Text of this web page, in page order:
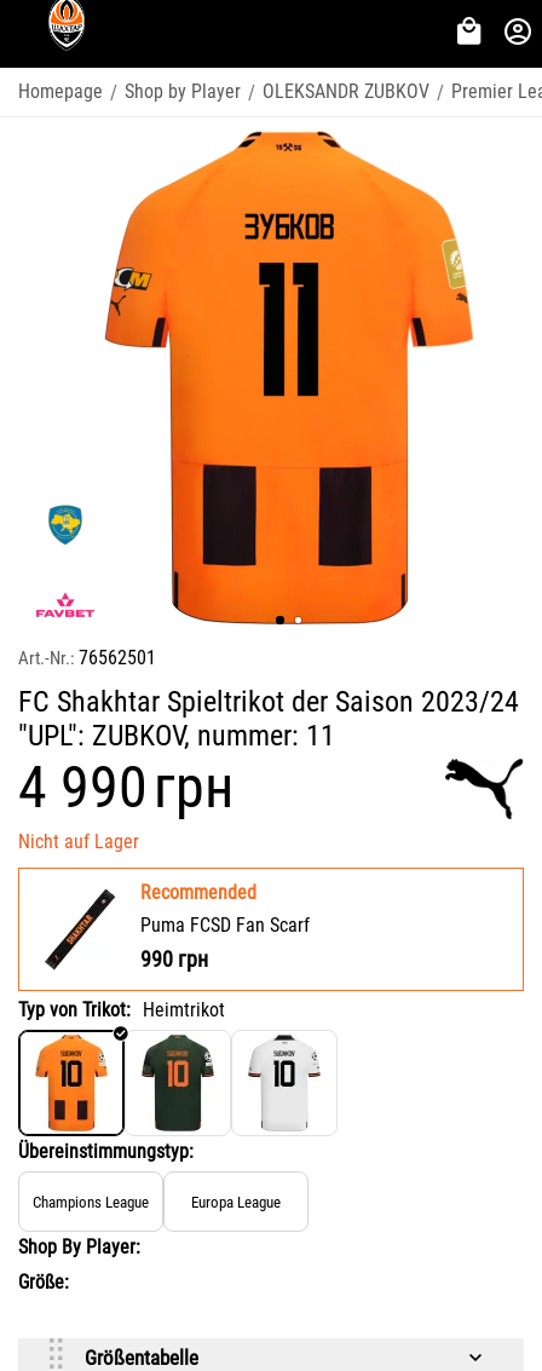
Homepage / Shop by Player / OLEKSANDR ZUBKOV / Premier
Art.-Nr.: 76562501
FC Shakhtar Spieltrikot der Saison 2023/24
"UPL": ZUBKOV, nummer: 11
‍4 990‍грн
Nicht auf Lager
Recommended
Puma FCSD Fan Scarf
990 грн
Typ von Trikot: Heimtrikot
Übereinstimmungstyp:
Champions League Europa League
Shop By Player:
Größe:
Größentabelle